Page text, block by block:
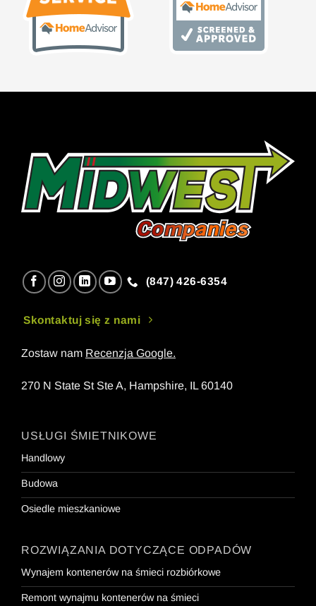
(847) 426-6354
Skontaktuj się z nami
Zostaw nam Recenzja Google.
270 N State St Ste A, Hampshire, IL 60140
USŁUGI ŚMIETNIKOWE
Handlowy
Budowa
Osiedle mieszkaniowe
ROZWIĄZANIA DOTYCZĄCE ODPADÓW
Wynajem kontenerów na śmieci rozbiórkowe
Remont wynajmu kontenerów na śmieci